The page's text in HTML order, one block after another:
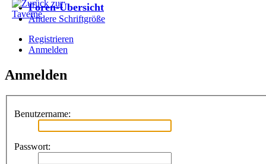
Foren-Übersicht
Ändere Schriftgröße
Registrieren
Anmelden
Anmelden
Benutzername:
Passwort: